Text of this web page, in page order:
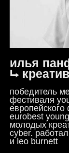
илья
⮡
победитель
фестиваля
eurobest
молодых
cyber.
и leo burnett